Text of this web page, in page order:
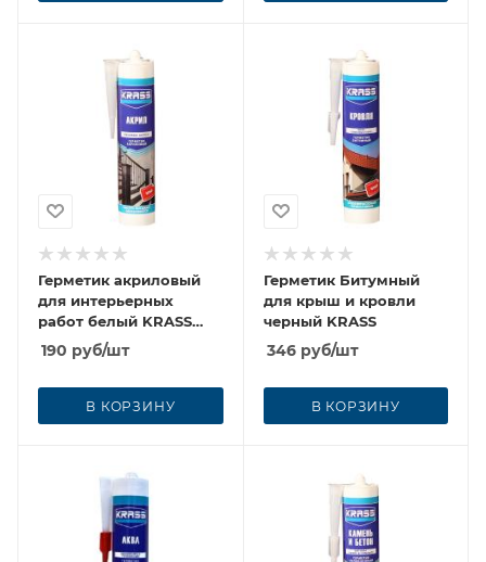
Герметик акриловый
для интерьерных
работ белый KRASS
300мл
190 руб/шт
В КОРЗИНУ
Герметик Битумный
для крыш и кровли
черный KRASS
346руб/шт
В КОРЗИНУ